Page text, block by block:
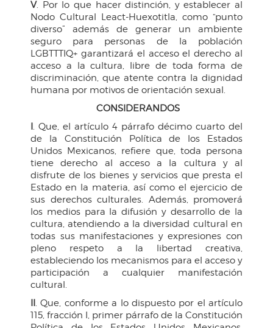
V. Por lo que hacer distinción, y establecer al
Nodo Cultural Leact-Huexotitla, como “punto
diverso” además de generar un ambiente
seguro para personas de la población
LGBTTTIQ+ garantizará el acceso el derecho al
acceso a la cultura, libre de toda forma de
discriminación, que atente contra la dignidad
humana por motivos de orientación sexual.
CONSIDERANDOS
I . Que, el artículo 4 párrafo décimo cuarto del
de la Constitución Política de los Estados
Unidos Mexicanos, refiere que, toda persona
tiene derecho al acceso a la cultura y al
disfrute de los bienes y servicios que presta el
Estado en la materia, así como el ejercicio de
sus derechos culturales. Además, promoverá
los medios para la difusión y desarrollo de la
cultura, atendiendo a la diversidad cultural en
todas sus manifestaciones y expresiones con
pleno respeto a la libertad creativa,
estableciendo los mecanismos para el acceso y
participación a cualquier manifestación
cultural.
II . Que, conforme a lo dispuesto por el artículo
115, fracción I, primer párrafo de la Constitución